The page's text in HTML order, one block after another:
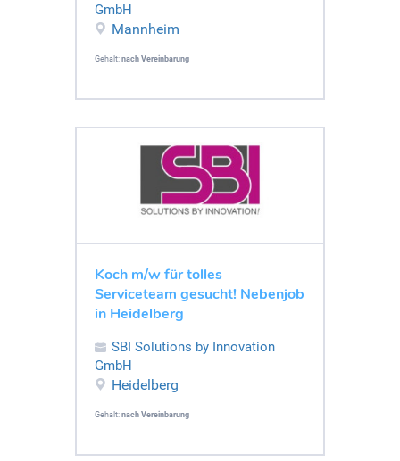
GmbH
Mannheim
Gehalt: nach Vereinbarung
Koch m/w für tolles
Serviceteam gesucht! Nebenjob
in Heidelberg
SBI Solutions by Innovation
GmbH
Heidelberg
Gehalt: nach Vereinbarung